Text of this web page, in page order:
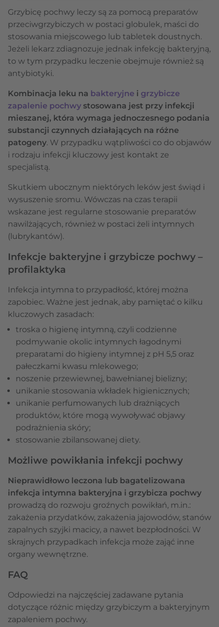
Grzybicę pochwy leczy są za pomocą preparatów
przeciwgrzybiczych w postaci globulek, maści do
stosowania miejscowego lub tabletek doustnych.
Jeżeli lekarz zdiagnozuje jednak infekcję bakteryjną,
to w tym przypadku leczenie obejmuje również są
antybiotyki.
Kombinacja leku na bakteryjne i grzybicze
zapalenie pochwy stosowana jest przy infekcji
mieszanej, która wymaga jednoczesnego podania
substancji czynnych działających na różne
patogeny. W przypadku wątpliwości co do objawów
i rodzaju infekcji kluczowy jest kontakt ze
specjalistą.
Skutkiem ubocznym niektórych leków jest świąd i
wysuszenie sromu. Wówczas na czas terapii
wskazane jest regularne stosowanie preparatów
nawilżających, również w postaci żeli intymnych
(lubrykantów).
Infekcje bakteryjne i grzybicze pochwy –
profilaktyka
Infekcja intymna to przypadłość, której można
zapobiec. Ważne jest jednak, aby pamiętać o kilku
kluczowych zasadach:
troska o higienę intymną, czyli codzienne
podmywanie okolic intymnych łagodnymi
preparatami do higieny intymnej z pH 5,5 oraz
pałeczkami kwasu mlekowego;
noszenie przewiewnej, bawełnianej bielizny;
unikanie stosowania wkładek higienicznych;
unikanie perfumowanych lub drażniących
produktów, które mogą wywoływać objawy
podrażnienia skóry;
stosowanie zbilansowanej diety.
Możliwe powikłania infekcji pochwy
Nieprawidłowo leczona lub bagatelizowana
infekcja intymna bakteryjna i grzybicza pochwy
prowadzą do rozwoju groźnych powikłań, m.in.:
zakażenia przydatków, zakażenia jajowodów, stanów
zapalnych szyjki macicy, a nawet bezpłodności. W
skrajnych przypadkach infekcja może zająć inne
organy wewnętrzne.
FAQ
Odpowiedzi na najczęściej zadawane pytania
dotyczące różnic między grzybiczym a bakteryjnym
zapaleniem pochwy.